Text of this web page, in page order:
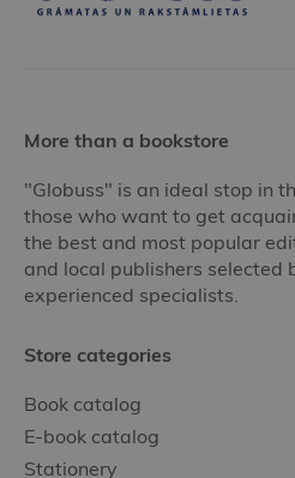
More than a bookstore
"Globuss" is an ideal stop in
those who want to get
the best and most popular
and local publishers selected
experienced specialists.
Store categories
Book catalog
E-book catalog
Stationery